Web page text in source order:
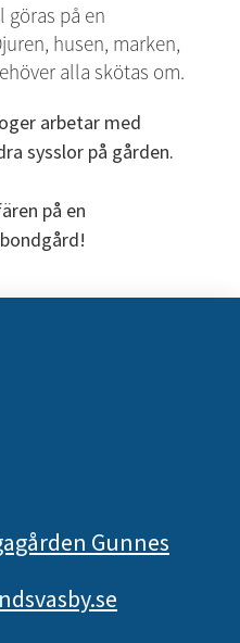
göras på en
husen, marken,
arbetar med
sysslor på gården.
på en
Gunnes